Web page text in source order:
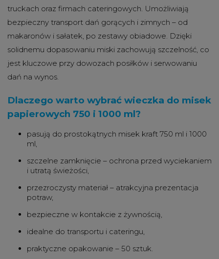
truckach oraz firmach cateringowych. Umożliwiają
bezpieczny transport dań gorących i zimnych – od
makaronów i sałatek, po zestawy obiadowe. Dzięki
solidnemu dopasowaniu miski zachowują szczelność, co
jest kluczowe przy dowozach posiłków i serwowaniu
dań na wynos.
Dlaczego warto wybrać wieczka do misek
papierowych 750 i 1000 ml?
pasują do prostokątnych misek kraft 750 ml i 1000
ml,
szczelne zamknięcie – ochrona przed wyciekaniem
i utratą świeżości,
przezroczysty materiał – atrakcyjna prezentacja
potraw,
bezpieczne w kontakcie z żywnością,
idealne do transportu i cateringu,
praktyczne opakowanie – 50 sztuk.